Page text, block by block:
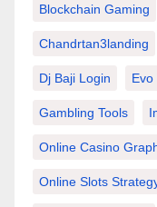
Blockchain Gaming
Chandrtan3landing
Dj Baji Login Evo
Gambling Tools
Online Casino
Online Slots